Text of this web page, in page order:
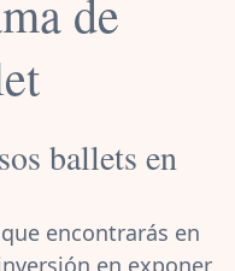
de
ballets en
encontrarás en